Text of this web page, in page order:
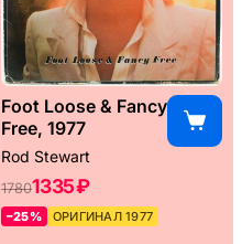
Foot Loose & Fancy
Free, 1977
Rod Stewart
17801335 ₽
–25% ОРИГИНАЛ 1977